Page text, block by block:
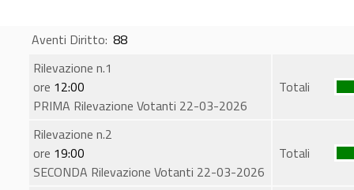
Aventi Diritto: 88
Rilevazione n.1
ore 12:00
PRIMA Rilevazione Votanti 22-03-2026
Totali
Rilevazione n.2
ore 19:00
SECONDA Rilevazione Votanti 22-03-2026
Totali